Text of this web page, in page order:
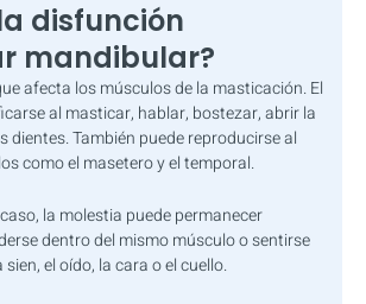
disfunción
mandibular?
afecta los músculos de la masticación. El
al masticar, hablar, bostezar, abrir la
dientes. También puede reproducirse al
como el masetero y el temporal.
la molestia puede permanecer
dentro del mismo músculo o sentirse
el oído, la cara o el cuello.